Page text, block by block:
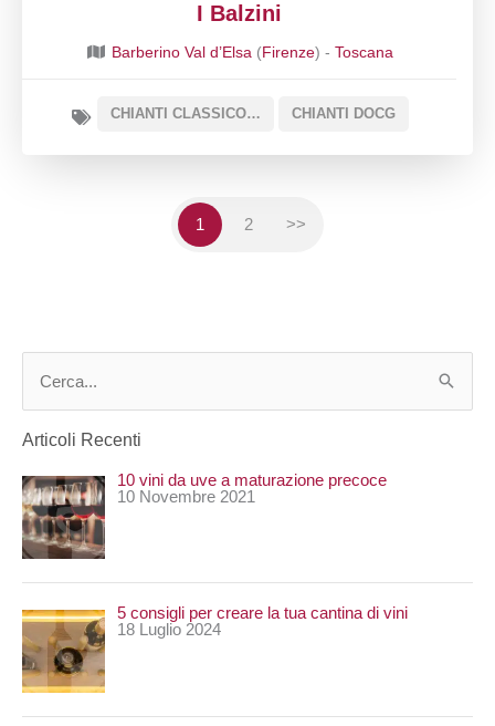
I Balzini
Barberino Val d’Elsa (Firenze) - Toscana
CHIANTI CLASSICO DOCG CHIANTI DOCG
1 2 >>
c
a
:
Articoli Recenti
10 vini da uve a maturazione precoce
10 Novembre 2021
5 consigli per creare la tua cantina di vini
18 Luglio 2024